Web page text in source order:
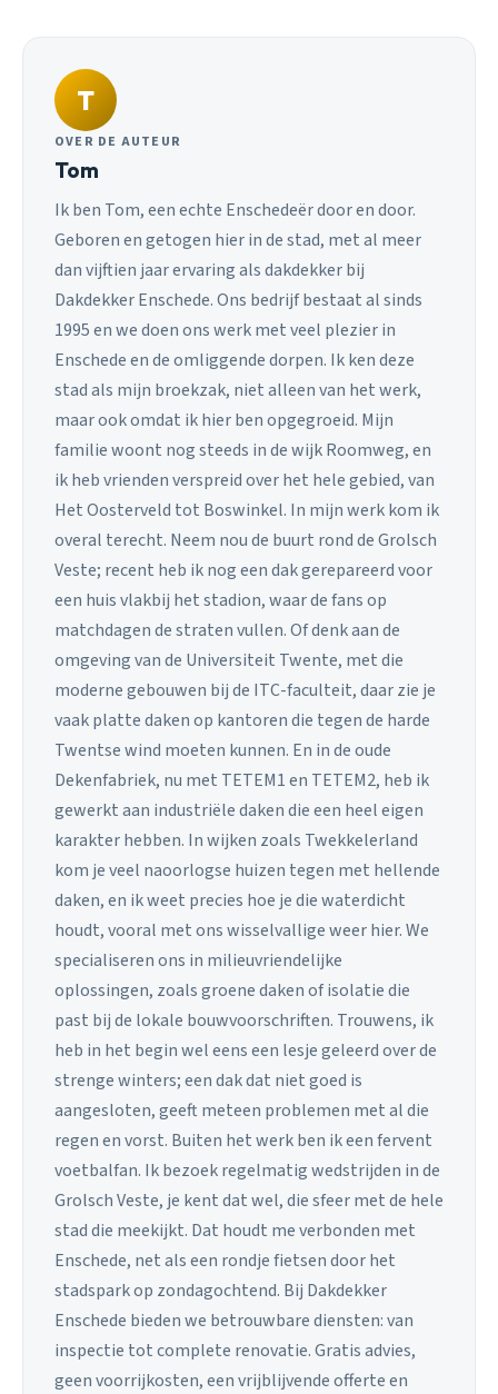
T
OVER DE AUTEUR
Tom
Ik ben Tom, een echte Enschedeër door en door.
Geboren en getogen hier in de stad, met al meer
dan vijftien jaar ervaring als dakdekker bij
Dakdekker Enschede. Ons bedrijf bestaat al sinds
1995 en we doen ons werk met veel plezier in
Enschede en de omliggende dorpen. Ik ken deze
stad als mijn broekzak, niet alleen van het werk,
maar ook omdat ik hier ben opgegroeid. Mijn
familie woont nog steeds in de wijk Roomweg, en
ik heb vrienden verspreid over het hele gebied, van
Het Oosterveld tot Boswinkel. In mijn werk kom ik
overal terecht. Neem nou de buurt rond de Grolsch
Veste; recent heb ik nog een dak gerepareerd voor
een huis vlakbij het stadion, waar de fans op
matchdagen de straten vullen. Of denk aan de
omgeving van de Universiteit Twente, met die
moderne gebouwen bij de ITC-faculteit, daar zie je
vaak platte daken op kantoren die tegen de harde
Twentse wind moeten kunnen. En in de oude
Dekenfabriek, nu met TETEM1 en TETEM2, heb ik
gewerkt aan industriële daken die een heel eigen
karakter hebben. In wijken zoals Twekkelerland
kom je veel naoorlogse huizen tegen met hellende
daken, en ik weet precies hoe je die waterdicht
houdt, vooral met ons wisselvallige weer hier. We
specialiseren ons in milieuvriendelijke
oplossingen, zoals groene daken of isolatie die
past bij de lokale bouwvoorschriften. Trouwens, ik
heb in het begin wel eens een lesje geleerd over de
strenge winters; een dak dat niet goed is
aangesloten, geeft meteen problemen met al die
regen en vorst. Buiten het werk ben ik een fervent
voetbalfan. Ik bezoek regelmatig wedstrijden in de
Grolsch Veste, je kent dat wel, die sfeer met de hele
stad die meekijkt. Dat houdt me verbonden met
Enschede, net als een rondje fietsen door het
stadspark op zondagochtend. Bij Dakdekker
Enschede bieden we betrouwbare diensten: van
inspectie tot complete renovatie. Gratis advies,
geen voorrijkosten, een vrijblijvende offerte en